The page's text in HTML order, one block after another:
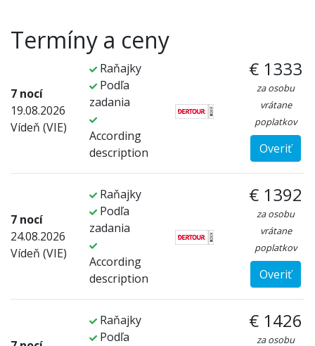
Termíny a ceny
7 nocí
19.08.2026
Vídeň (VIE)
Raňajky
Podľa
zadania
According
description
€ 1333
za osobu
vrátane
poplatkov
Overiť
7 nocí
24.08.2026
Vídeň (VIE)
Raňajky
Podľa
zadania
According
description
€ 1392
za osobu
vrátane
poplatkov
Overiť
Raňajky
Podľa
€ 1426
za osobu